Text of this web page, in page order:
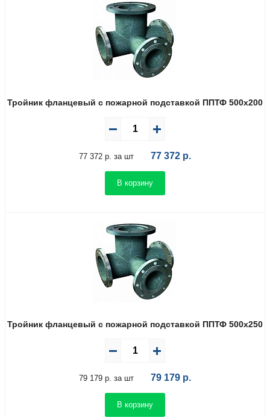
Тройник фланцевый с пожарной подставкой ППТФ 500х200
77 372 р. за шт 77 372 р.
В корзину
Тройник фланцевый с пожарной подставкой ППТФ 500х250
79 179 р. за шт 79 179 р.
В корзину